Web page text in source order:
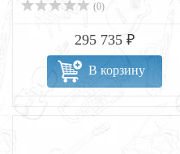
(0)
295 735 ₽
В корзину